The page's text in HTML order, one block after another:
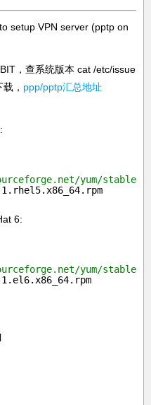
setup VPN server (pptp on
，查系统版本 cat /etc/issue
， ppp/pptp汇总地址
yum/stable/
6:
yum/stable/